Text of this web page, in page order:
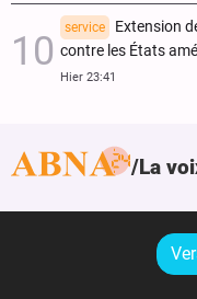
service
Extension
contre les États
Hier 23:41
La